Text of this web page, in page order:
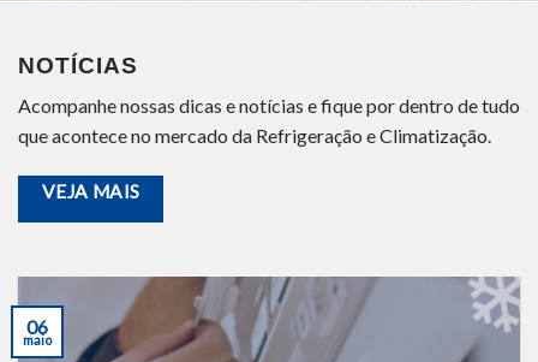
NOTÍCIAS
Acompanhe nossas dicas e notícias e fique por dentro de tudo
que acontece no mercado da Refrigeração e Climatização.
VEJA MAIS
06
maio